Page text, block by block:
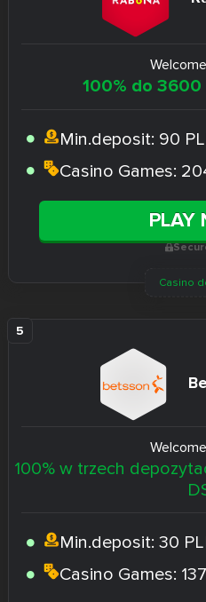
100% do 3600
Min.deposit: 90
Casino Games:
PLAY
Casino
100% w trzech
Min.deposit: 30
Casino Games: